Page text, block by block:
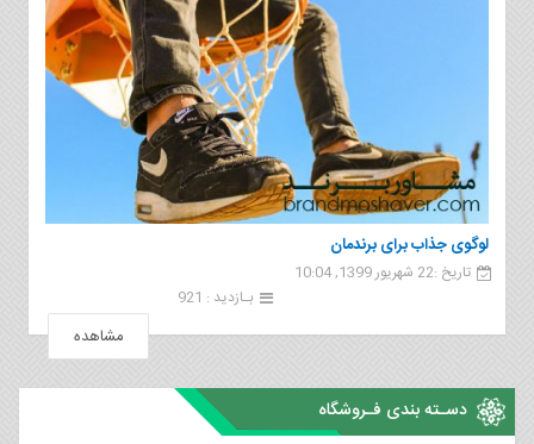
لوگوی جذاب برای برندمان
تاریخ :22 شهریور 1399, 10:04
بـازدید : 921
مشاهده
دسـته بندی فـروشگاه